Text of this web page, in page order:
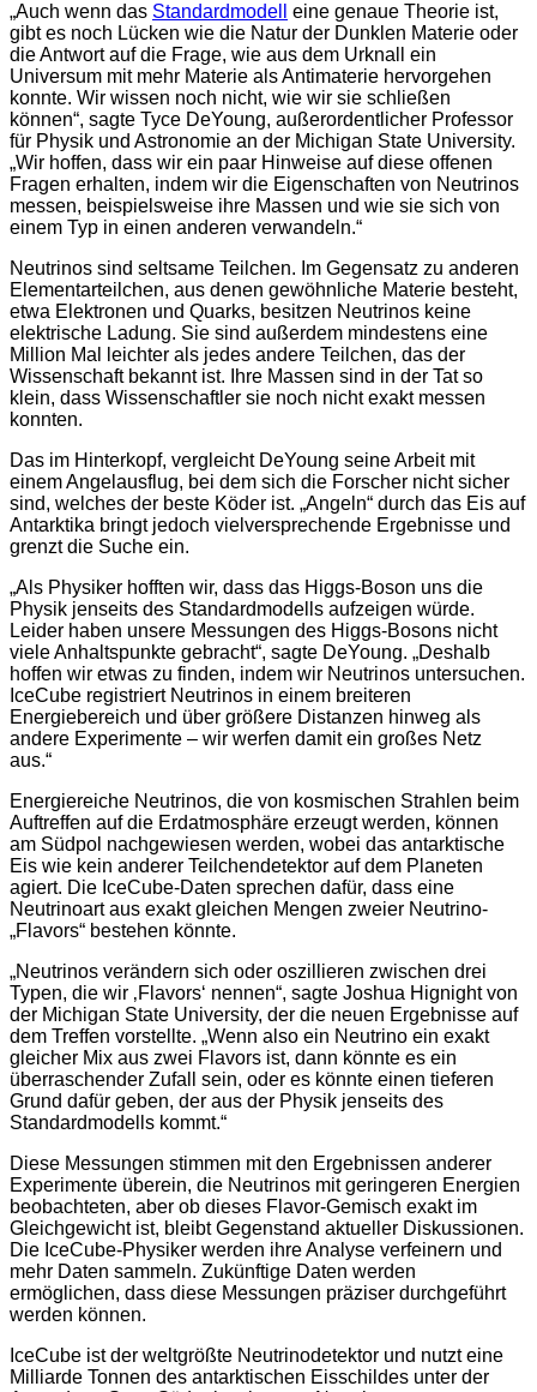
„Auch wenn das Standardmodell
eine genaue Theorie ist,
gibt es noch Lücken wie die Natur der Dunklen Materie oder
die Antwort auf die Frage, wie aus dem Urknall ein
Universum mit mehr Materie als Antimaterie hervorgehen
konnte. Wir wissen noch nicht, wie wir sie schließen
können“, sagte Tyce DeYoung, außerordentlicher Professor
für Physik und Astronomie an der Michigan State University.
„Wir hoffen, dass wir ein paar Hinweise auf diese offenen
Fragen erhalten, indem wir die Eigenschaften von Neutrinos
messen, beispielsweise ihre Massen und wie sie sich von
einem Typ in einen anderen verwandeln.“
Neutrinos sind seltsame Teilchen. Im Gegensatz zu anderen
Elementarteilchen, aus denen gewöhnliche Materie besteht,
etwa Elektronen und Quarks, besitzen Neutrinos keine
elektrische Ladung. Sie sind außerdem mindestens eine
Million Mal leichter als jedes andere Teilchen, das der
Wissenschaft bekannt ist. Ihre Massen sind in der Tat so
klein, dass Wissenschaftler sie noch nicht exakt messen
konnten.
Das im Hinterkopf, vergleicht DeYoung seine Arbeit mit
einem Angelausflug, bei dem sich die Forscher nicht sicher
sind, welches der beste Köder ist. „Angeln“ durch das Eis auf
Antarktika bringt jedoch vielversprechende Ergebnisse und
grenzt die Suche ein.
„Als Physiker hofften wir, dass das Higgs-Boson uns die
Physik jenseits des Standardmodells aufzeigen würde.
Leider haben unsere Messungen des Higgs-Bosons nicht
viele Anhaltspunkte gebracht“, sagte DeYoung. „Deshalb
hoffen wir etwas zu finden, indem wir Neutrinos untersuchen.
IceCube registriert Neutrinos in einem breiteren
Energiebereich und über größere Distanzen hinweg als
andere Experimente – wir werfen damit ein großes Netz
aus.“
Energiereiche Neutrinos, die von kosmischen Strahlen beim
Auftreffen auf die Erdatmosphäre erzeugt werden, können
am Südpol nachgewiesen werden, wobei das antarktische
Eis wie kein anderer Teilchendetektor auf dem Planeten
agiert. Die IceCube-Daten sprechen dafür, dass eine
Neutrinoart aus exakt gleichen Mengen zweier Neutrino-
„Flavors“ bestehen könnte.
„Neutrinos verändern sich oder oszillieren zwischen drei
Typen, die wir ‚Flavors‘ nennen“, sagte Joshua Hignight von
der Michigan State University, der die neuen Ergebnisse auf
dem Treffen vorstellte. „Wenn also ein Neutrino ein exakt
gleicher Mix aus zwei Flavors ist, dann könnte es ein
überraschender Zufall sein, oder es könnte einen tieferen
Grund dafür geben, der aus der Physik jenseits des
Standardmodells kommt.“
Diese Messungen stimmen mit den Ergebnissen anderer
Experimente überein, die Neutrinos mit geringeren Energien
beobachteten, aber ob dieses Flavor-Gemisch exakt im
Gleichgewicht ist, bleibt Gegenstand aktueller Diskussionen.
Die IceCube-Physiker werden ihre Analyse verfeinern und
mehr Daten sammeln. Zukünftige Daten werden
ermöglichen, dass diese Messungen präziser durchgeführt
werden können.
IceCube ist der weltgrößte Neutrinodetektor und nutzt eine
Milliarde Tonnen des antarktischen Eisschildes unter der